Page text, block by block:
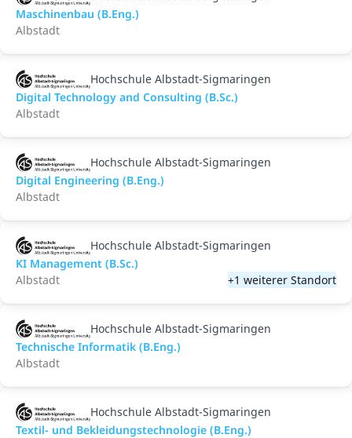
Maschinenbau (B.Eng.)
Albstadt
Hochschule Albstadt-Sigmaringen
Digital Technology and Consulting (B.Sc.)
Albstadt
Hochschule Albstadt-Sigmaringen
Digital Engineering (B.Eng.)
Albstadt
Hochschule Albstadt-Sigmaringen
KI Management (B.Sc.)
Albstadt
+1 weiterer Standort
Hochschule Albstadt-Sigmaringen
Technische Informatik (B.Eng.)
Albstadt
Hochschule Albstadt-Sigmaringen
Textil- und Bekleidungstechnologie (B.Eng.)